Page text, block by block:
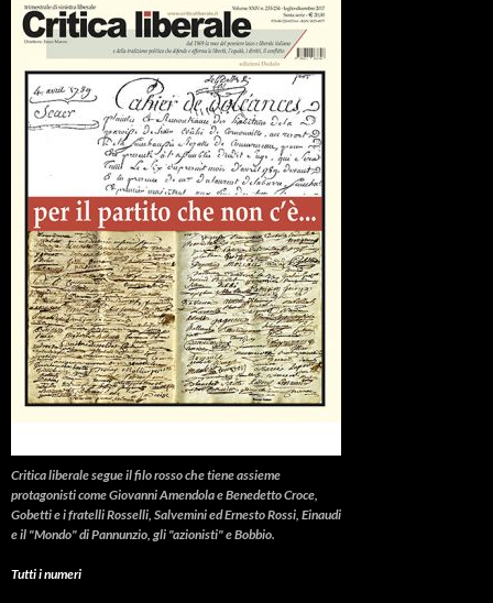
Critica liberalesegue il filo rosso che tiene assieme
protagonisti come Giovanni Amendola e Benedetto Croce,
Gobetti e i fratelli Rosselli, Salvemini ed Ernesto Rossi, Einaudi
e il "Mondo" di Pannunzio, gli "azionisti" e Bobbio.
Tutti i numeri